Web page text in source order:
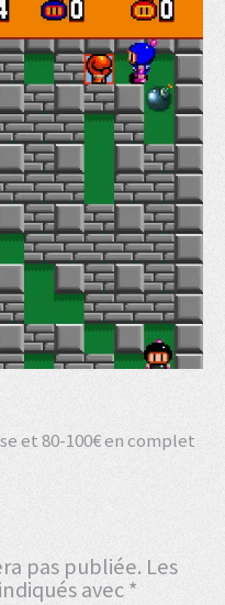
et 80-100€ en complet
pas publiée. Les
avec*